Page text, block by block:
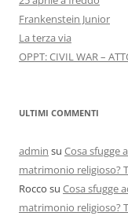
Frankenstein Junior
La terza via
OPPT: CIVIL WAR –
ULTIMI COMMENTI
admin su Cosa sfugge
matrimonio religioso?
Rocco su Cosa sfugge
matrimonio religioso?